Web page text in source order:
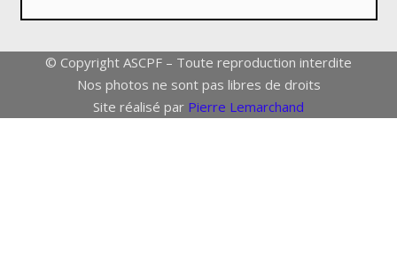
© Copyright ASCPF – Toute reproduction interdite
Nos photos ne sont pas libres de droits
Site réalisé par Pierre Lemarchand